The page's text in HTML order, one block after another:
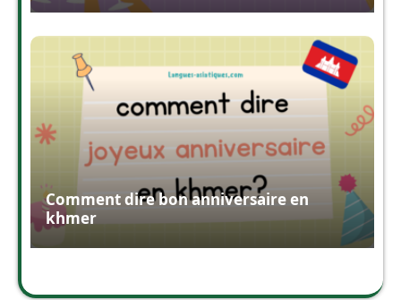
Comment dire bon anniversaire en
khmer